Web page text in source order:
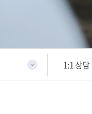
1:1 상담